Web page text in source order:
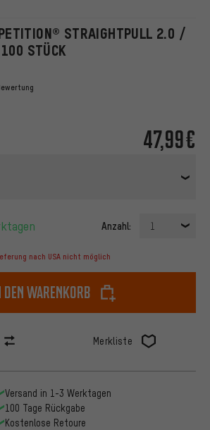
STRAIGHTPULL 2.0 /
STÜCK
47,99€
Anzahl: 1
nach USA nicht möglich
den Warenkorb
Merkliste
Versand in 1-3 Werktagen
100 Tage Rückgabe
Kostenlose Retoure